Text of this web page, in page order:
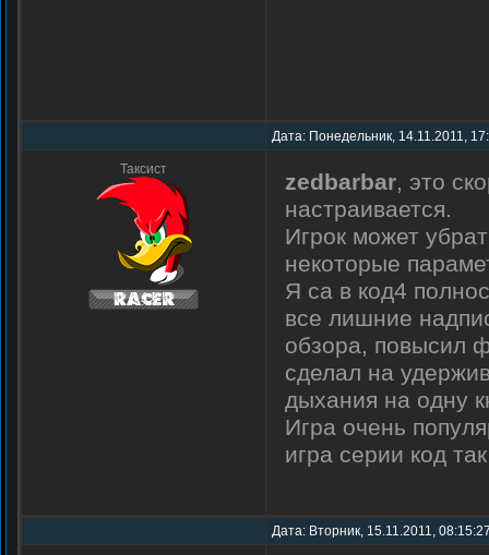
Дата: Понедельник, 14.11.2011,
Таксист zedbarbar, это
настраивается.
Игрок может
некоторые
Я са в код4
все лишние
обзора, повысил
сделал на
дыхания на одну
Игра очень
игра серии код
Дата: Вторник, 15.11.2011,